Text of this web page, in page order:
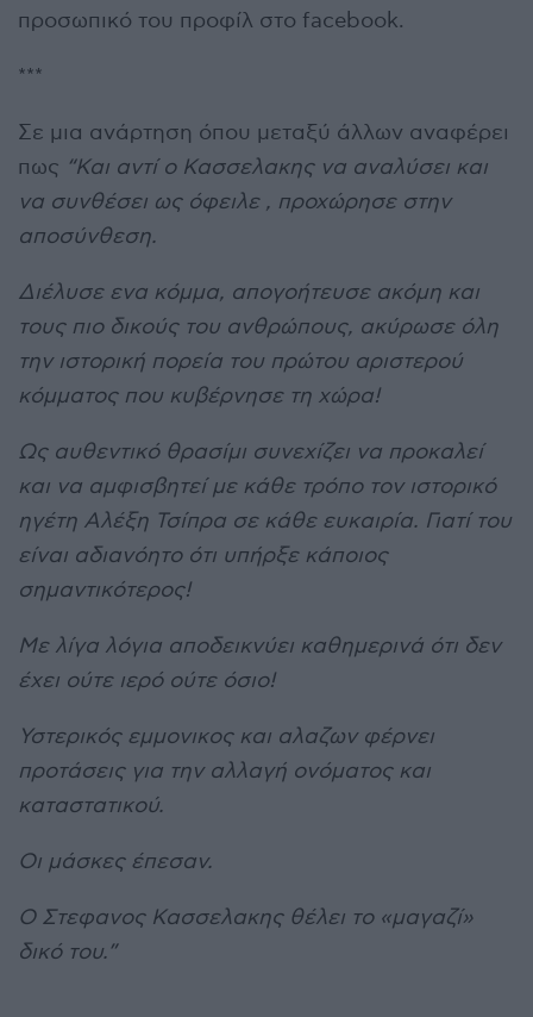
προσωπικό του προφίλ στο facebook.
***
Σε μια ανάρτηση όπου μεταξύ άλλων αναφέρει
πως “Και αντί ο Κασσελακης να αναλύσει και
να συνθέσει ως όφειλε , προχώρησε στην
αποσύνθεση.
Διέλυσε ενα κόμμα, απογοήτευσε ακόμη και
τους πιο δικούς του ανθρώπους, ακύρωσε όλη
την ιστορική πορεία του πρώτου αριστερού
κόμματος που κυβέρνησε τη χώρα!
Ως αυθεντικό θρασίμι συνεχίζει να προκαλεί
και να αμφισβητεί με κάθε τρόπο τον ιστορικό
ηγέτη Αλέξη Τσίπρα σε κάθε ευκαιρία. Γιατί του
είναι αδιανόητο ότι υπήρξε κάποιος
σημαντικότερος!
Με λίγα λόγια αποδεικνύει καθημερινά ότι δεν
έχει ούτε ιερό ούτε όσιο!
Υστερικός εμμονικος και αλαζων φέρνει
προτάσεις για την αλλαγή ονόματος και
καταστατικού.
Οι μάσκες έπεσαν.
Ο Στεφανος Κασσελακης θέλει το «μαγαζί»
δικό του.”